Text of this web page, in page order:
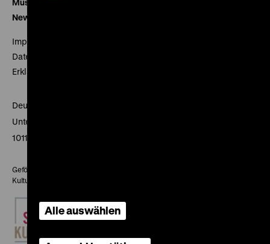
Museumsverein
Newsletter
Impressum
Datenschutz
Erklärung digitale Barrierefreiheit
Deutsches Historisches Museum
Unter den Linden 2
10117 Berlin
Gefördert mit Mitteln des Beauftragten der Bundesregierung für
Kultur und Medien
Alle auswählen